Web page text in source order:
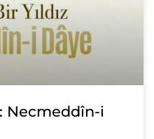
Necmeddîn-i